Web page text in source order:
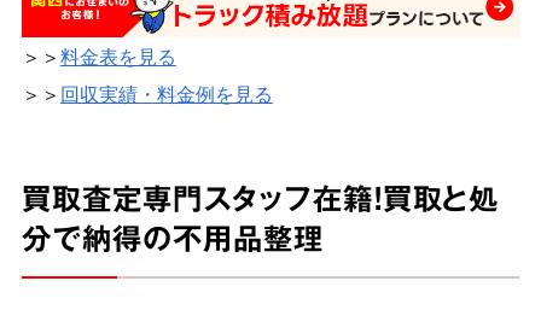
＞＞料金表を見る
＞＞ 回収実績・料金例を見る
買取査定専門スタッフ在籍！買取と処
分で納得の不用品整理